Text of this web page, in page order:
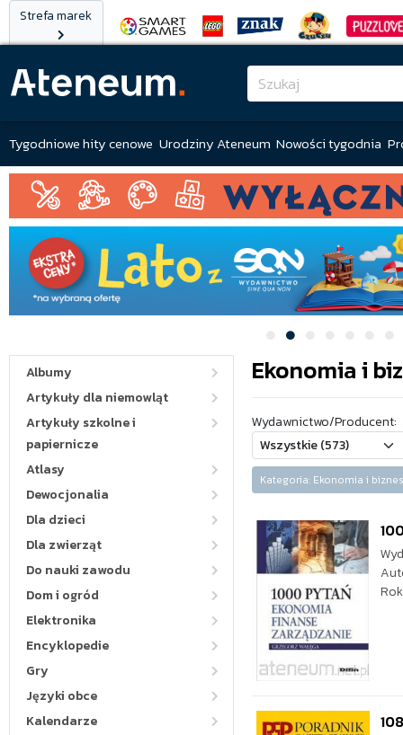
Strefa marek
Tygodniowe hity cenowe Urodziny Ateneum Nowości tygodnia
Albumy
Artykuły dla niemowląt
Artykuły szkolne i
papiernicze
Atlasy
Dewocjonalia
Dla dzieci
Dla zwierząt
Do nauki zawodu
Dom i ogród
Elektronika
Encyklopedie
Gry
Języki obce
Kalendarze
Ekonomia i
Wydawnictwo/Producent:
Kategoria: Ekonomia i